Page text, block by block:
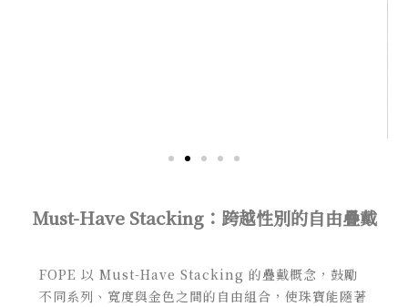
Must-Have Stacking：跨越性別的自由疊戴
FOPE 以 Must-Have Stacking 的疊戴概念，鼓勵
不同系列、寬度與金色之間的自由組合，使珠寶能隨著